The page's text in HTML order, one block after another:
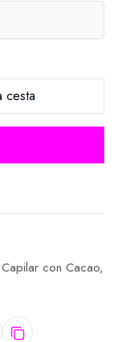
cesta
con Cacao,